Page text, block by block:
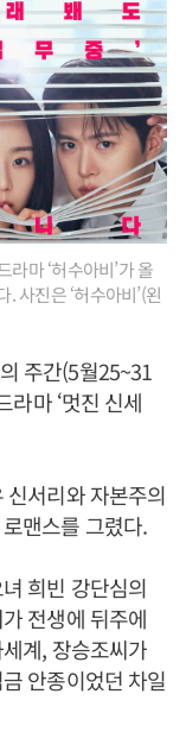
마 ‘허수아비’가 올
사진은 ‘허수아비’(왼
주간(5월25~31
라마 ‘멋진 신세
서리와 자본주의
맨스를 그렸다.
희빈 강단심의
전생에 뒤주에
계, 장승조씨가
안종이었던 차일